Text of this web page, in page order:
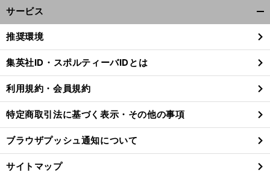
サービス
閉
る
推奨環境
集英社ID・スポルティーバIDとは
利用規約・会員規約
特定商取引法に基づく表示・その他の事項
ブラウザプッシュ通知について
サイトマップ